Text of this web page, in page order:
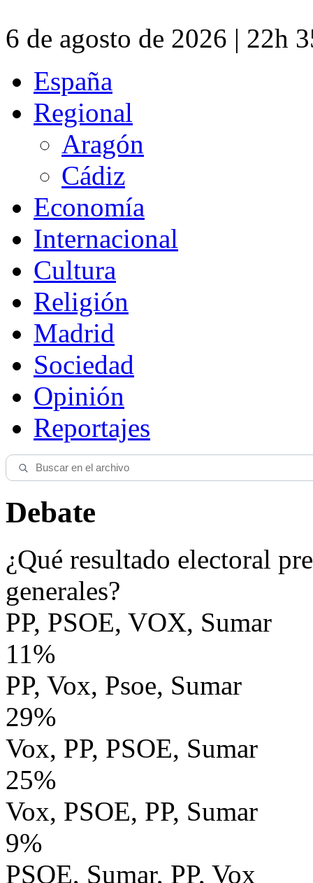
6 de agosto de 2026 | 22h
España
Regional
Aragón
Cádiz
Economía
Internacional
Cultura
Religión
Madrid
Sociedad
Opinión
Reportajes
Debate
¿Qué resultado electoral
generales?
PP, PSOE, VOX, Sumar
11%
PP, Vox, Psoe, Sumar
29%
Vox, PP, PSOE, Sumar
25%
Vox, PSOE, PP, Sumar
9%
PSOE, Sumar, PP, Vox